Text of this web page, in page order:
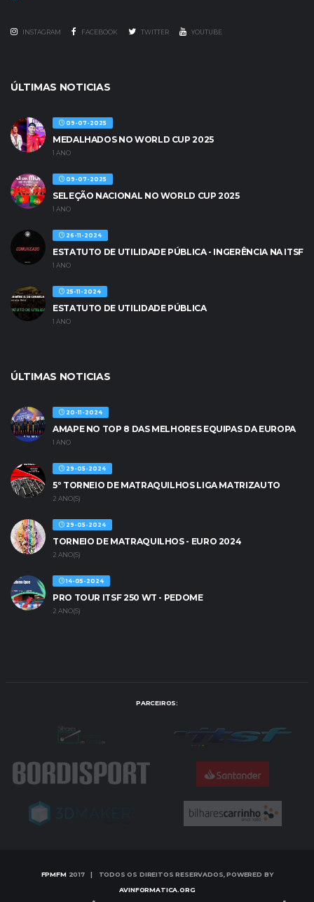
INSTAGRAM FACEBOOK TWITTER YOUTUBE
ÚLTIMAS NOTICIAS
09-07-2025
MEDALHADOS NO WORLD CUP 2025
1 ANO
09-07-2025
SELEÇÃO NACIONAL NO WORLD CUP 2025
1 ANO
26-11-2024
ESTATUTO DE UTILIDADE PÚBLICA - INGERÊNCIA NA ITSF
1 ANO
25-11-2024
ESTATUTO DE UTILIDADE PÚBLICA
1 ANO
ÚLTIMAS NOTICIAS
20-11-2024
AMAPE NO TOP 8 DAS MELHORES EQUIPAS DA EUROPA
1 ANO
29-05-2024
5º TORNEIO DE MATRAQUILHOS LIGA MATRIZAUTO
2 ANO(S)
29-05-2024
TORNEIO DE MATRAQUILHOS - EURO 2024
2 ANO(S)
14-05-2024
PRO TOUR ITSF 250 WT - PEDOME
2 ANO(S)
PARCEIROS:
FPMFM2017 | TODOS OS DIREITOS RESERVADOS, POWERED BY
AVINFORMATICA.ORG